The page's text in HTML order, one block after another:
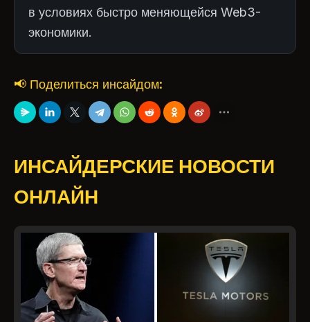
в условиях быстро меняющейся Web3-
экономики.
📢 Поделиться инсайдом:
ИНСАЙДЕРСКИЕ НОВОСТИ
ОНЛАЙН